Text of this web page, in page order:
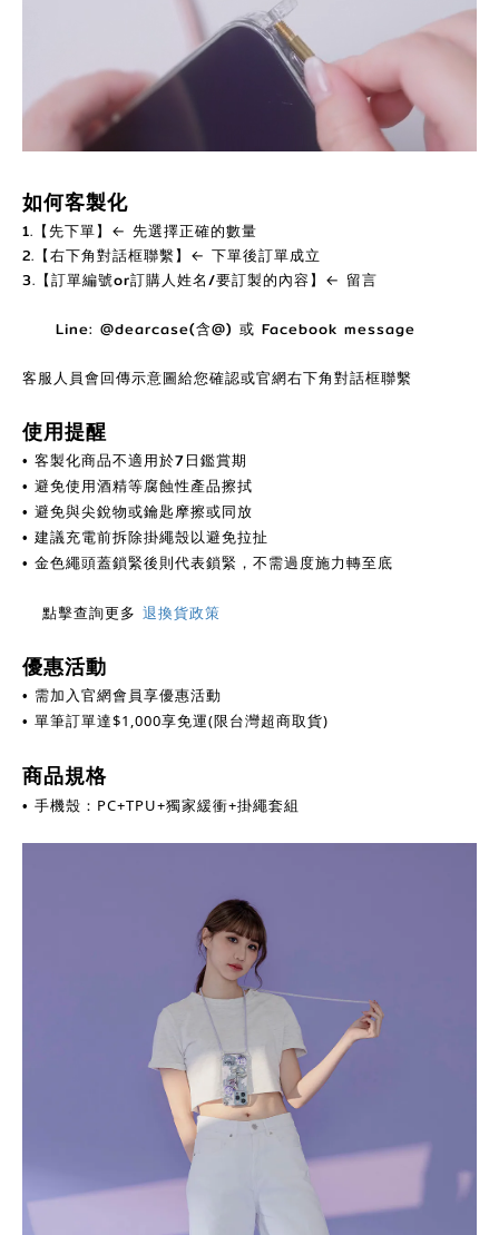
如何客製化
1.【先下單】← 先選擇正確的數量
2.【右下角對話框聯繫】← 下單後訂單成立
3.【訂單編號or訂購人姓名/要訂製的內容】← 留言
Line: @dearcase(含@) 或 Facebook message
客服人員會回傳示意圖給您確認或官網右下角對話框聯繫
使用提醒
• 客製化商品不適用於7日鑑賞期
• 避免使用酒精等腐蝕性產品擦拭
• 避免與尖銳物或鑰匙摩擦或同放
• 建議充電前拆除掛繩殼以避免拉扯
• 金色繩頭蓋鎖緊後則代表鎖緊，不需過度施力轉至底
點擊查詢更多 退換貨政策
優惠活動
• 需加入官網會員享優惠活動
• 單筆訂單達$1,000享免運(限台灣超商取貨)
商品規格
• 手機殼：PC+TPU+獨家緩衝+掛繩套組